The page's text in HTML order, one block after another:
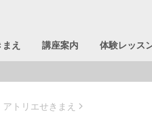
え 講座案内 体験レッス
アトリエせきまえ